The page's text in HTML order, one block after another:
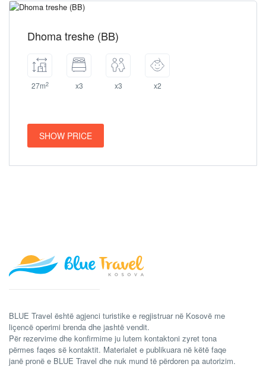
Dhoma treshe (BB)
27m2 x3 x3 x2
SHOW PRICE
BLUE Travel është agjenci turistike e regjistruar në Kosovë me
liçencë operimi brenda dhe jashtë vendit.
Për rezervime dhe konfirmime ju lutem kontaktoni zyret tona
përmes faqes së kontaktit. Materialet e publikuara në këtë faqe
janë pronë e BLUE Travel dhe nuk mund të përdoren pa autorizim.